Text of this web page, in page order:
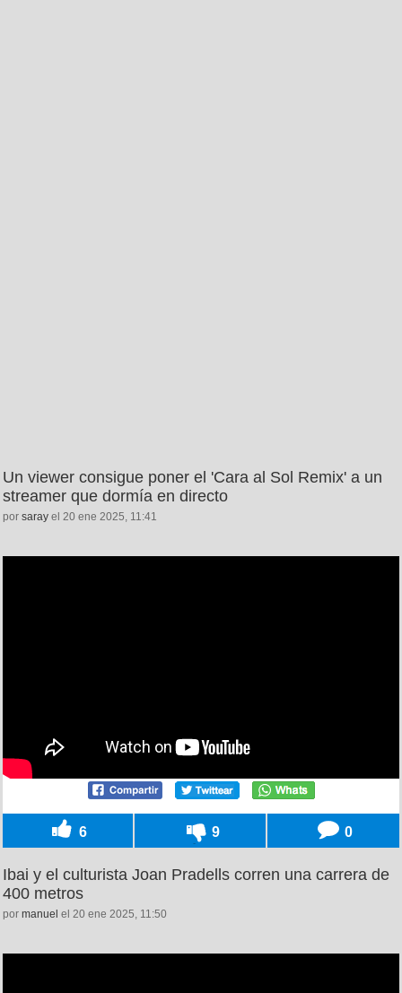
Un viewer consigue poner el 'Cara al Sol Remix' a un
streamer que dormía en directo
por saray el 20 ene 2025, 11:41
6 9 0
Ibai y el culturista Joan Pradells corren una carrera de
400 metros
por manuel el 20 ene 2025, 11:50